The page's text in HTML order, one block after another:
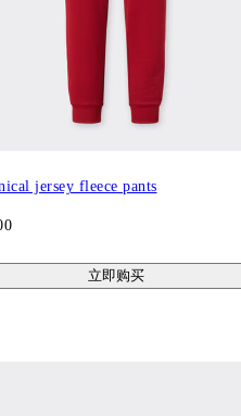
jersey fleece pants
立即购买